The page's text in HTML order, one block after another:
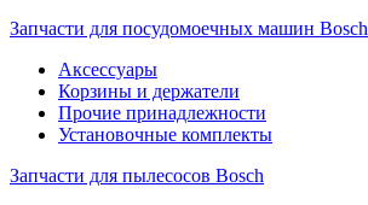
Запчасти для посудомоечных машин Bosch
Аксессуары
Корзины и держатели
Прочие принадлежности
Установочные комплекты
Запчасти для пылесосов Bosch